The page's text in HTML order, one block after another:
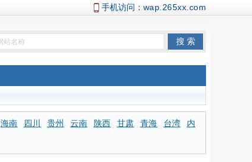
手机访问： wap.265xx.com
海南 四川 贵州 云南 陕西 甘肃 青海 台湾
内